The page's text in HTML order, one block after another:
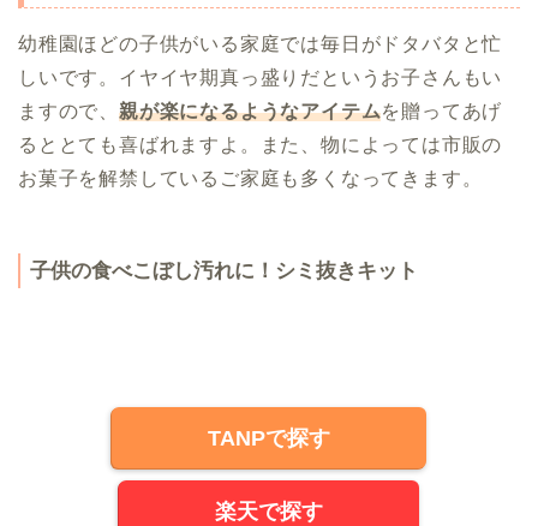
幼稚園ほどの子供がいる家庭では毎日がドタバタと忙
しいです。イヤイヤ期真っ盛りだというお子さんもい
ますので、 親が楽になるようなアイテムを贈ってあげ
るととても喜ばれますよ。また、物によっては市販の
お菓子を解禁しているご家庭も多くなってきます。
子供の食べこぼし汚れに！シミ抜きキット
TANPで探す
楽天で探す